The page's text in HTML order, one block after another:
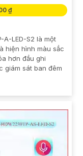
₫
A-LED-S2 là một
hiện hình màu sắc
hơn đầu ghi
giám sát ban đêm